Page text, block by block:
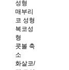
성형
매부리
코 성형
복코성
형
콧볼 축
소
화살코/